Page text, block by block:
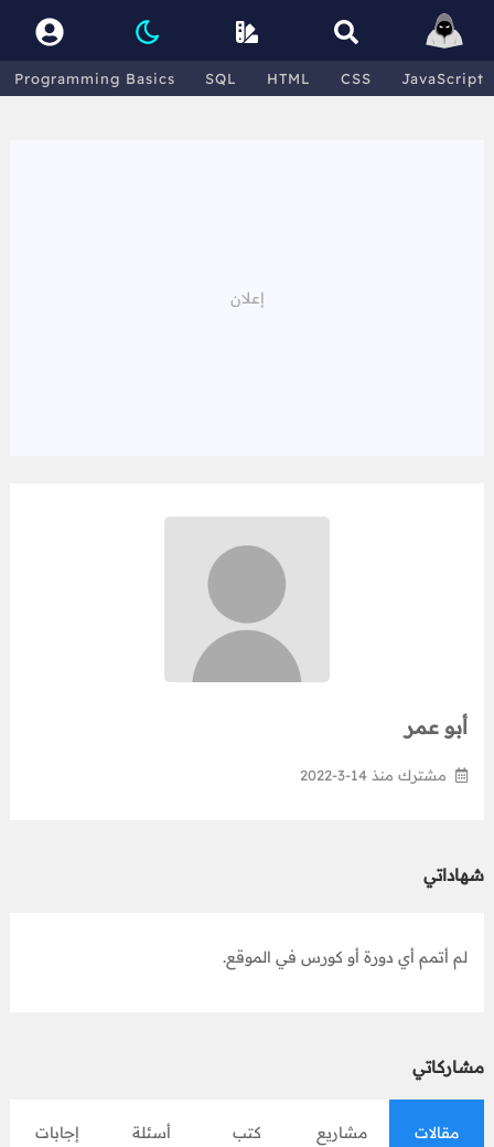
Programming Basics SQL HTML CSS JavaScript
أبو عمر
مشترك منذ 14-3-2022
شهاداتي
لم أتمم أي دورة أو كورس في الموقع.
مشاركاتي
مقالات مشاريع كتب أسئلة إجابات